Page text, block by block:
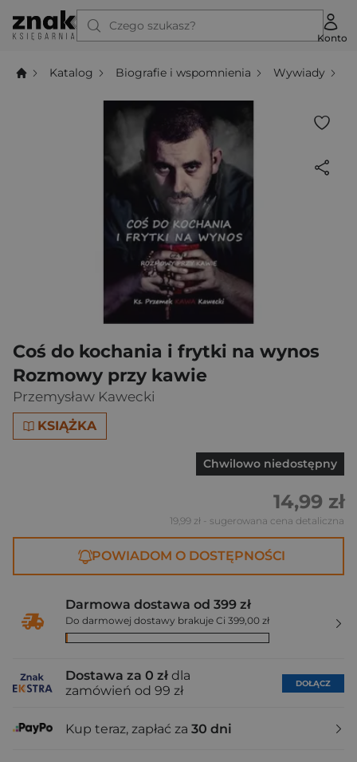
Czego szukasz?
Konto
Katalog Biografie i wspomnienia Wywiady
Coś do kochania i frytki na wynos
Rozmowy przy kawie
Przemysław Kawecki
KSIĄŻKA
Chwilowo niedostępny
14,99 zł
19,99 zł - sugerowana cena detaliczna
POWIADOM O DOSTĘPNOŚCI
Darmowa dostawa od 399 zł
Do darmowej dostawy brakuje Ci 399,00 zł
Dostawa za 0 zł dla
zamówień od 99 zł
DOŁĄCZ
Kup teraz, zapłać za 30 dni